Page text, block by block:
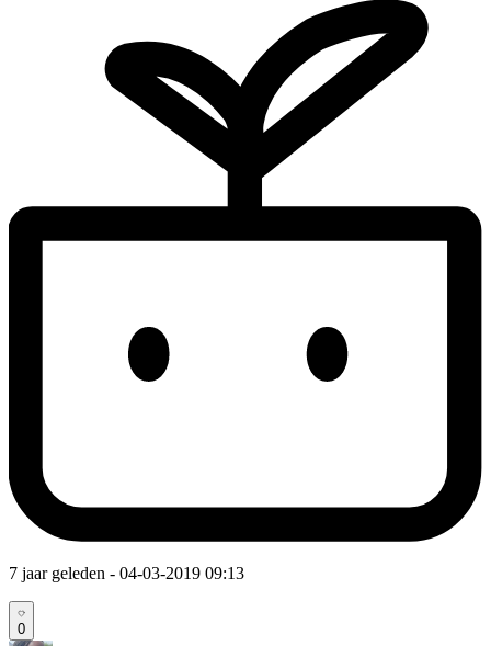
7 jaar geleden - 04-03-2019 09:13
0